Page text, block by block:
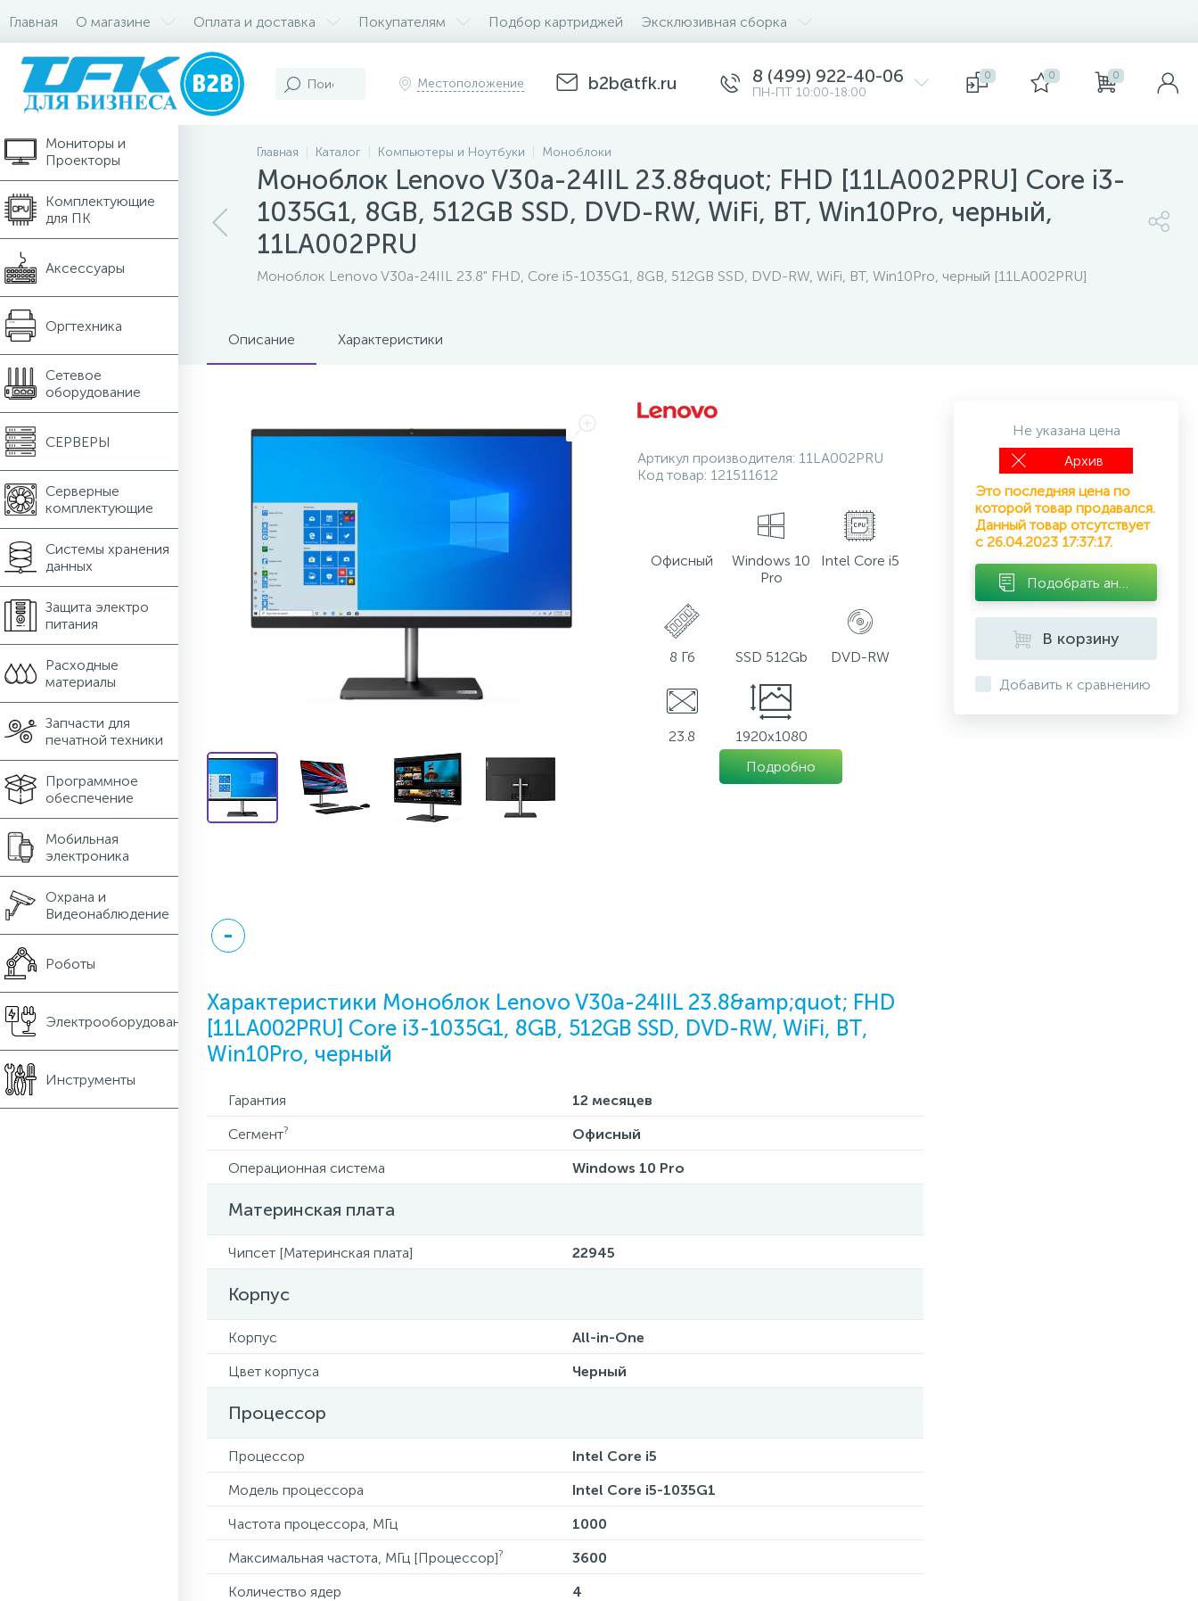
Главная О магазине Оплата и доставка Покупателям Подбор картриджей Эксклюзивная сборка
Местоположение b2b@tfk.ru 8 (499) 922-40-06
ПН-ПТ 10:00-18:00
0 0 0
Компьютеры и
Ноутбуки
Мониторы и
Проекторы
Комплектующие
для ПК
Аксессуары
Оргтехника
Сетевое
оборудование
СЕРВЕРЫ
Серверные
комплектующие
Системы хранения
данных
Защита электро
питания
Расходные
материалы
Запчасти для
печатной техники
Программное
обеспечение
Мобильная
электроника
Охрана и
Видеонаблюдение
Роботы
Электрооборудование
Инструменты
Главная Каталог Компьютеры и Ноутбуки Моноблоки
Моноблок Lenovo V30a-24IIL 23.8&quot; FHD [11LA002PRU] Core i3-
1035G1, 8GB, 512GB SSD, DVD-RW, WiFi, BT, Win10Pro, черный,
11LA002PRU
Моноблок Lenovo V30a-24IIL 23.8" FHD, Core i5-1035G1, 8GB, 512GB SSD, DVD-RW, WiFi, BT, Win10Pro, черный [11LA002PRU]
Описание Характеристики
Артикул производителя: 11LA002PRU
Код товар: 121511612
Офисный
Windows 10
Pro
Intel Core i5
8 Гб SSD 512Gb DVD-RW
23.8
1920х1080
Подробно
Характеристики Моноблок Lenovo V30a-24IIL 23.8&amp;quot; FHD
[11LA002PRU] Core i3-1035G1, 8GB, 512GB SSD, DVD-RW, WiFi, BT,
Win10Pro, черный
Гарантия
12 месяцев
Сегмент?
Офисный
Операционная система
Windows 10 Pro
Материнская плата
Чипсет [Материнская плата] 22945
Корпус
Корпус
All-in-One
Цвет корпуса
Черный
Процессор
Процессор
Intel Core i5
Модель процессора
Intel Core i5-1035G1
Частота процессора, МГц
1000
Максимальная частота, МГц [Процессор]?
3600
Количество ядер
4
Не указана цена
Архив
Это последняя цена по
которой товар продавался.
Данный товар отсутствует
с 26.04.2023 17:37:17.
В корзину
Добавить к сравнению